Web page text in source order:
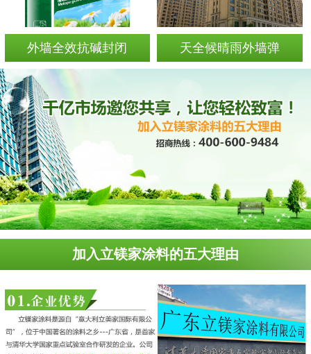
外墙全效抗碱封闭 天全候晴雨外墙弹
加入立镁家涂料的五大理由